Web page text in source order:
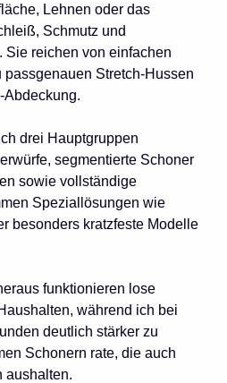
Lehnen oder das
Schmutz und
Sie reichen von einfachen
Stretch-Hussen
Abdeckung.
drei Hauptgruppen
segmentierte Schoner
sowie vollständige
Speziallösungen wie
besonders kratzfeste Modelle
funktionieren lose
während ich bei
deutlich stärker zu
Schonern rate, die auch
aushalten.